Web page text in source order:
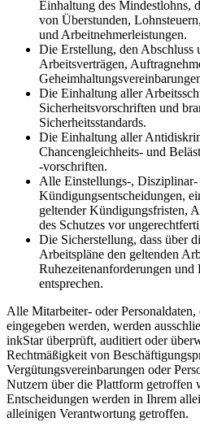
Einhaltung des Mindestlohns,
von Überstunden,
und Arbeitnehmerleistungen.
Die Erstellung, den Abschluss
Arbeitsverträgen,
Die Einhaltung aller
Sicherheitsvorschriften und
Sicherheitsstandards.
Die Einhaltung aller
Chancengleichheits- und
-vorschriften.
Alle Einstellungs-, Disziplinar-
Kündigungsentscheidungen,
geltender Kündigungsfristen,
des Schutzes vor
Die Sicherstellung, dass über
Arbeitspläne den geltenden
Ruhezeitenanforderungen und
entsprechen.
Alle Mitarbeiter- oder
eingegeben werden, werden
inkStar überprüft, auditiert oder
Rechtmäßigkeit von
Vergütungsvereinbarungen oder
Nutzern über die Plattform getroffen
Entscheidungen werden in Ihrem
alleinigen Verantwortung getroffen.